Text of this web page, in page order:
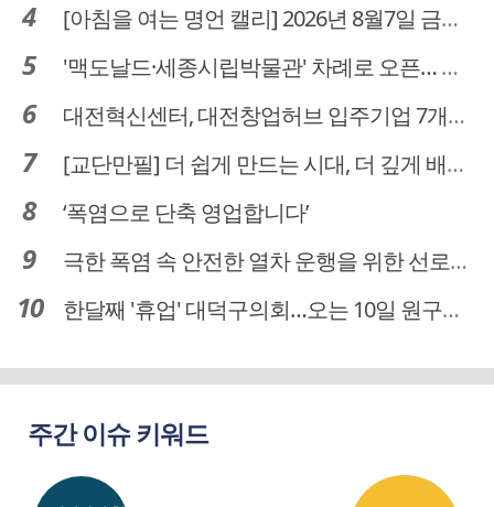
[아침을 여는 명언 캘리] 2026년 8월7일 금요일
'맥도날드·세종시립박물관' 차례로 오픈… 고운동 정주여건 좋아진다
대전혁신센터, 대전창업허브 입주기업 7개사 모집
[교단만필] 더 쉽게 만드는 시대, 더 깊게 배우는 교육
‘폭염으로 단축 영업합니다’
극한 폭염 속 안전한 열차 운행을 위한 선로관리
한달째 '휴업' 대덕구의회…오는 10일 원구성 다시 돌입
주간 이슈 키워드